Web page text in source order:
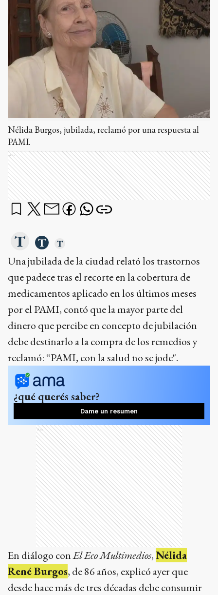
Nélida Burgos, jubilada, reclamó por una respuesta al
PAMI.
Ads
Una jubilada de la ciudad relató los trastornos
que padece tras el recorte en la cobertura de
medicamentos aplicado en los últimos meses
por el PAMI, contó que la mayor parte del
dinero que percibe en concepto de jubilación
debe destinarlo a la compra de los remedios y
reclamó: “PAMI, con la salud no se jode".
¿qué querés saber?
Dame un resumen
Ads
En diálogo conEl Eco Multimedios,Nélida
René Burgos, de 86 años, explicó ayer que
desde hace más de tres décadas debe consumir